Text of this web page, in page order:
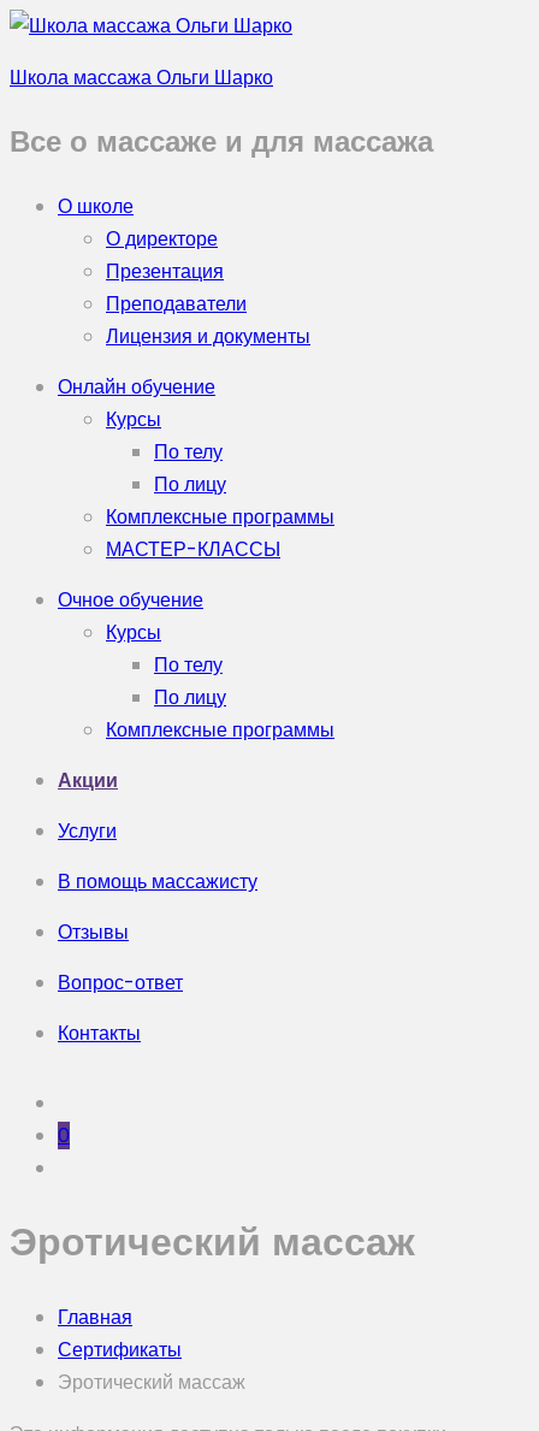
Школа массажа Ольги Шарко
Все о массаже и для массажа
О школе
О директоре
Презентация
Преподаватели
Лицензия и документы
Онлайн обучение
Курсы
По телу
По лицу
Комплексные программы
МАСТЕР-КЛАССЫ
Очное обучение
Курсы
По телу
По лицу
Комплексные программы
Акции
Услуги
В помощь массажисту
Отзывы
Вопрос-ответ
Контакты
0
Эротический массаж
Главная
Сертификаты
Эротический массаж